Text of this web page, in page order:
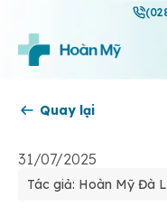
Quay lại
31/07/2025
Tác giả: Hoàn Mỹ Đà